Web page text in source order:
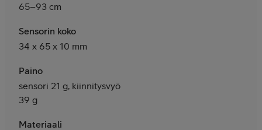
65–93 cm
Sensorin koko
34 x 65 x 10 mm
Paino
sensori 21 g, kiinnitysvyö
39 g
Materiaali